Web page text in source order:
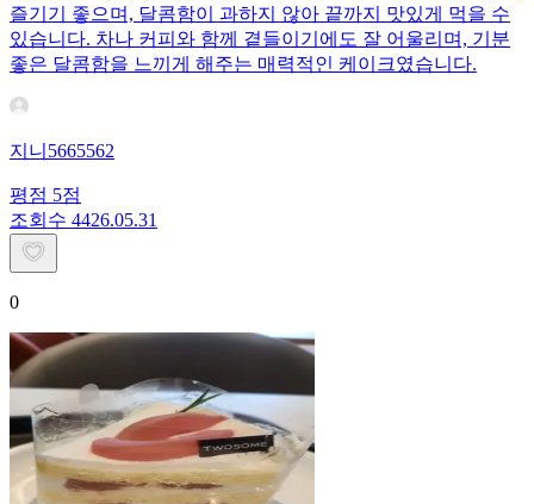
즐기기 좋으며, 달콤함이 과하지 않아 끝까지 맛있게 먹을 수
있습니다. 차나 커피와 함께 곁들이기에도 잘 어울리며, 기분
좋은 달콤함을 느끼게 해주는 매력적인 케이크였습니다.
지니5665562
평점 5점
조회수 4426.05.31
0